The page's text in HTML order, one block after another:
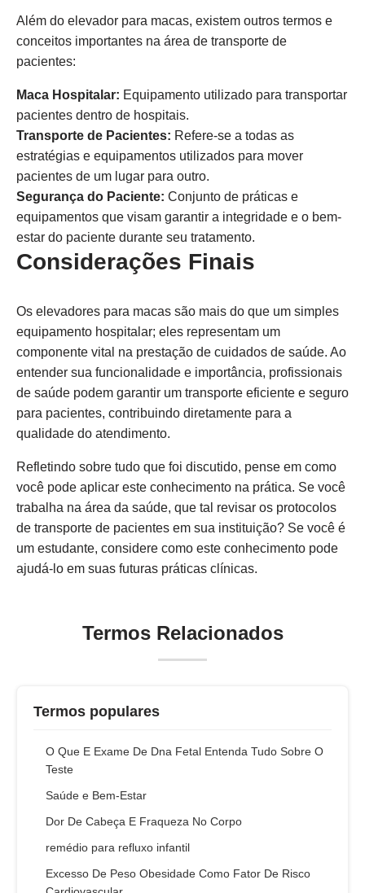
Além do elevador para macas, existem outros termos e
conceitos importantes na área de transporte de
pacientes:
Maca Hospitalar: Equipamento utilizado para transportar
pacientes dentro de hospitais.
Transporte de Pacientes: Refere-se a todas as
estratégias e equipamentos utilizados para mover
pacientes de um lugar para outro.
Segurança do Paciente: Conjunto de práticas e
equipamentos que visam garantir a integridade e o bem-
estar do paciente durante seu tratamento.
Considerações Finais
Os elevadores para macas são mais do que um simples
equipamento hospitalar; eles representam um
componente vital na prestação de cuidados de saúde. Ao
entender sua funcionalidade e importância, profissionais
de saúde podem garantir um transporte eficiente e seguro
para pacientes, contribuindo diretamente para a
qualidade do atendimento.
Refletindo sobre tudo que foi discutido, pense em como
você pode aplicar este conhecimento na prática. Se você
trabalha na área da saúde, que tal revisar os protocolos
de transporte de pacientes em sua instituição? Se você é
um estudante, considere como este conhecimento pode
ajudá-lo em suas futuras práticas clínicas.
Termos Relacionados
Termos populares
O Que E Exame De Dna Fetal Entenda Tudo Sobre O
Teste
Saúde e Bem-Estar
Dor De Cabeça E Fraqueza No Corpo
remédio para refluxo infantil
Excesso De Peso Obesidade Como Fator De Risco